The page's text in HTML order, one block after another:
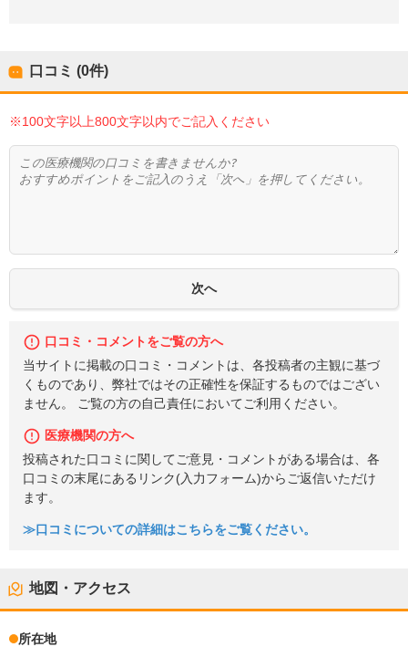
口コミ (0件)
※100文字以上800文字以内でご記入ください
口コミ・コメントをご覧の方へ
当サイトに掲載の口コミ・コメントは、各投稿者の主観に基づ
くものであり、弊社ではその正確性を保証するものではござい
ません。 ご覧の方の自己責任においてご利用ください。
医療機関の方へ
投稿された口コミに関してご意見・コメントがある場合は、各
口コミの末尾にあるリンク(入力フォーム)からご返信いただけ
ます。
≫口コミについての詳細はこちらをご覧ください。
地図・アクセス
所在地